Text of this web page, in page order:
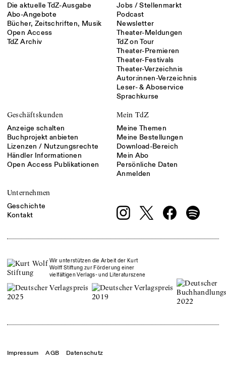
Die aktuelle TdZ-Ausgabe
Abo-Angebote
Bücher, Zeitschriften, Musik
Open Access
TdZ Archiv
Jobs / Stellenmarkt
Podcast
Newsletter
Theater-Meldungen
TdZ on Tour
Theater-Premieren
Theater-Festivals
Theater-Verzeichnis
Autor:innen-Verzeichnis
Leser- & Aboservice
Sprachkurse
Geschäftskunden
Anzeige schalten
Buchprojekt anbieten
Lizenzen / Nutzungsrechte
Händler Informationen
Open Access Publikationen
Mein TdZ
Meine Themen
Meine Bestellungen
Download-Bereich
Mein Abo
Persönliche Daten
Anmelden
Unternehmen
Geschichte
Kontakt
Wir unterstützen die Arbeit der Kurt
Wolff Stiftung zur Förderung einer
vielfältigen Verlags- und Literaturszene
Impressum AGB Datenschutz